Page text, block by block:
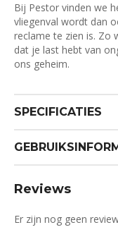
Bij Pestor vinden we
vliegenval wordt dan
reclame te zien is. Zo
dat je last hebt van
ons geheim.
SPECIFICATIES
Reviews
Er zijn nog geen